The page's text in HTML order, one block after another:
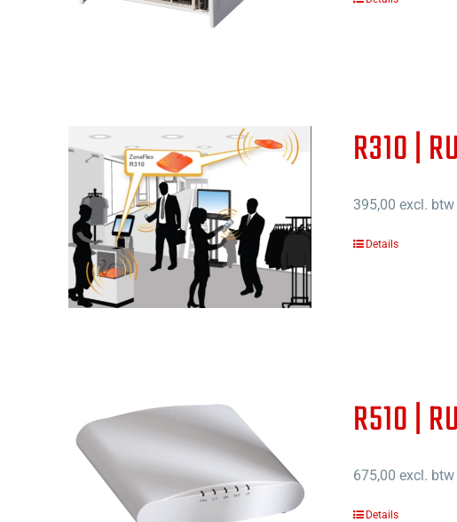
R310 |
395,00 excl.
Details
R510 |
675,00 excl.
Details